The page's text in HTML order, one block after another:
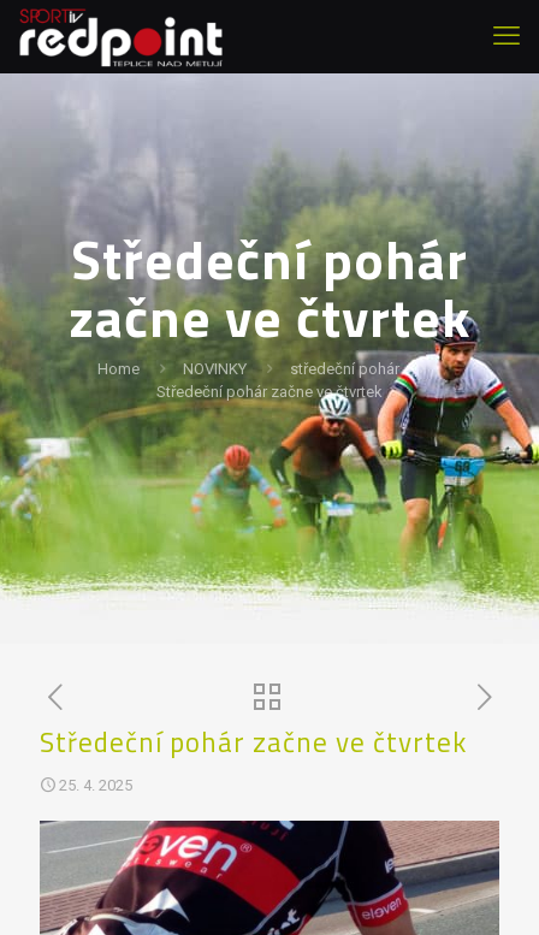
Středeční pohár
začne ve čtvrtek
Home NOVINKY
středeční pohár
Středeční pohár začne ve čtvrtek
Středeční pohár začne ve čtvrtek
25. 4. 2025